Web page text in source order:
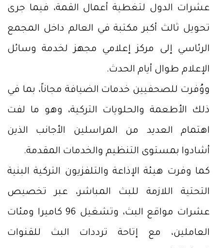
عشرات الدول لتغطية أعمال القمة، فيما جرى
تحويل ثالث أكبر مكتبة في العالم داخل المجمع
الرئاسي إلى مركز إعلامي مجهز لخدمة وسائل
الإعلام طوال أيام الحدث.
ووُفرت للصحفيين خدمات الضيافة مجاناً، بما في
ذلك الأطعمة والحلويات التركية، وهو ما لفت
اهتمام العديد من المراسلين الأجانب الذين
أشادوا بمستوى التنظيم والخدمات المقدمة.
كما وفرت هيئة الإذاعة والتلفزيون التركية البنية
التحتية اللازمة للبث المباشر، عبر تخصيص
عشرات مواقع البث، وتشغيل 96 كاميرا ومئات
العاملين، مع إتاحة ترددات البث للقنوات